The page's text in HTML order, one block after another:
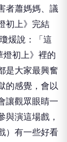
者蕭媽媽、議
初上》完結
煖說：「這
燈初上》裡的
是大家最興奮
的感覺，會以
讓觀眾眼睛一
與演這場戲，
）有一些好看